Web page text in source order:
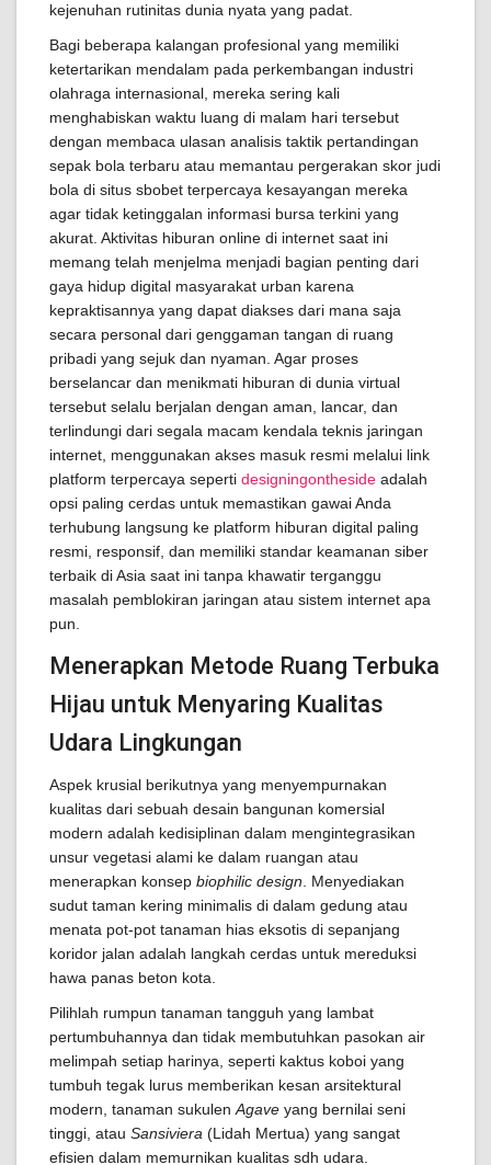
kejenuhan rutinitas dunia nyata yang padat.
Bagi beberapa kalangan profesional yang memiliki
ketertarikan mendalam pada perkembangan industri
olahraga internasional, mereka sering kali
menghabiskan waktu luang di malam hari tersebut
dengan membaca ulasan analisis taktik pertandingan
sepak bola terbaru atau memantau pergerakan skor judi
bola di situs sbobet terpercaya kesayangan mereka
agar tidak ketinggalan informasi bursa terkini yang
akurat. Aktivitas hiburan online di internet saat ini
memang telah menjelma menjadi bagian penting dari
gaya hidup digital masyarakat urban karena
kepraktisannya yang dapat diakses dari mana saja
secara personal dari genggaman tangan di ruang
pribadi yang sejuk dan nyaman. Agar proses
berselancar dan menikmati hiburan di dunia virtual
tersebut selalu berjalan dengan aman, lancar, dan
terlindungi dari segala macam kendala teknis jaringan
internet, menggunakan akses masuk resmi melalui link
platform terpercaya seperti designingontheside adalah
opsi paling cerdas untuk memastikan gawai Anda
terhubung langsung ke platform hiburan digital paling
resmi, responsif, dan memiliki standar keamanan siber
terbaik di Asia saat ini tanpa khawatir terganggu
masalah pemblokiran jaringan atau sistem internet apa
pun.
Menerapkan Metode Ruang Terbuka
Hijau untuk Menyaring Kualitas
Udara Lingkungan
Aspek krusial berikutnya yang menyempurnakan
kualitas dari sebuah desain bangunan komersial
modern adalah kedisiplinan dalam mengintegrasikan
unsur vegetasi alami ke dalam ruangan atau
menerapkan konsep biophilic design . Menyediakan
sudut taman kering minimalis di dalam gedung atau
menata pot-pot tanaman hias eksotis di sepanjang
koridor jalan adalah langkah cerdas untuk mereduksi
hawa panas beton kota.
Pilihlah rumpun tanaman tangguh yang lambat
pertumbuhannya dan tidak membutuhkan pasokan air
melimpah setiap harinya, seperti kaktus koboi yang
tumbuh tegak lurus memberikan kesan arsitektural
modern, tanaman sukulen Agave yang bernilai seni
tinggi, atau Sansiviera (Lidah Mertua) yang sangat
efisien dalam memurnikan kualitas sdh udara.